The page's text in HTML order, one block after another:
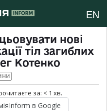
EN
нові
тіл загиблих
Котенко
за: < 1 хв.
в Google